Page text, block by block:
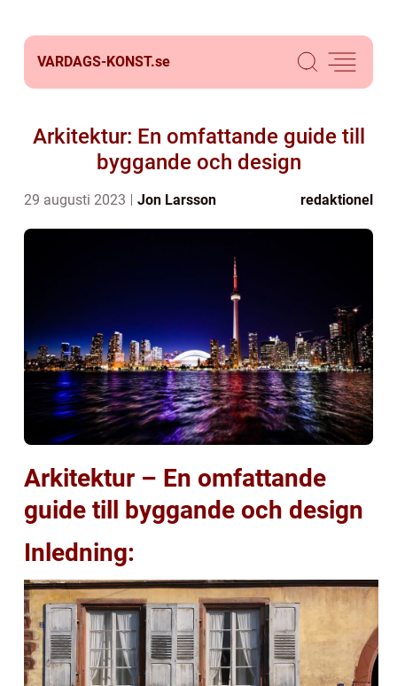
VARDAGS-KONST.se
Arkitektur: En omfattande guide till
byggande och design
29 augusti 2023 Jon Larsson redaktionel
Arkitektur – En omfattande
guide till byggande och design
Inledning: